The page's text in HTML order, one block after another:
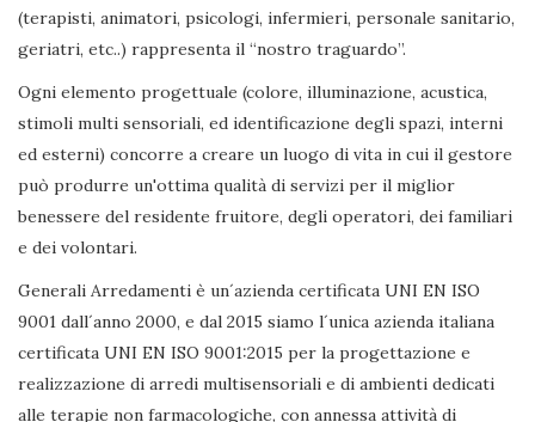
(terapisti, animatori, psicologi, infermieri, personale sanitario,
geriatri, etc..) rappresenta il “nostro traguardo”.
Ogni elemento progettuale (colore, illuminazione, acustica,
stimoli multi sensoriali, ed identificazione degli spazi, interni
ed esterni) concorre a creare un luogo di vita in cui il gestore
può produrre un'ottima qualità di servizi per il miglior
benessere del residente fruitore, degli operatori, dei familiari
e dei volontari.
Generali Arredamenti è un´azienda certificata UNI EN ISO
9001 dall´anno 2000, e dal 2015 siamo l´unica azienda italiana
certificata UNI EN ISO 9001:2015 per la progettazione e
realizzazione di arredi multisensoriali e di ambienti dedicati
alle terapie non farmacologiche, con annessa attività di